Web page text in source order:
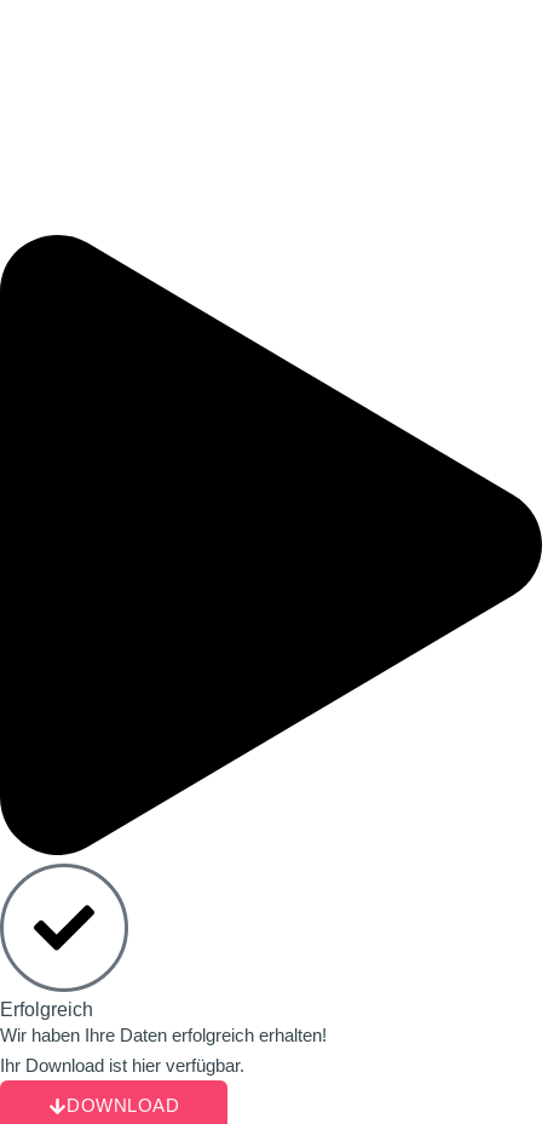
Erfolgreich
Wir haben Ihre Daten erfolgreich erhalten!
Ihr Download ist hier verfügbar.
DOWNLOAD